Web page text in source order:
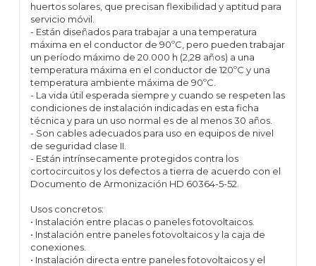
huertos solares, que precisan flexibilidad y aptitud para
servicio móvil.
- Están diseñados para trabajar a una temperatura
máxima en el conductor de 90ºC, pero pueden trabajar
un período máximo de 20.000 h (2,28 años) a una
temperatura máxima en el conductor de 120ºC y una
temperatura ambiente máxima de 90ºC.
- La vida útil esperada siempre y cuando se respeten las
condiciones de instalación indicadas en esta ficha
técnica y para un uso normal es de al menos 30 años.
- Son cables adecuados para uso en equipos de nivel
de seguridad clase II.
- Están intrínsecamente protegidos contra los
cortocircuitos y los defectos a tierra de acuerdo con el
Documento de Armonización HD 60364-5-52.
Usos concretos:
• Instalación entre placas o paneles fotovoltaicos.
• Instalación entre paneles fotovoltaicos y la caja de
conexiones.
• Instalación directa entre paneles fotovoltaicos y el